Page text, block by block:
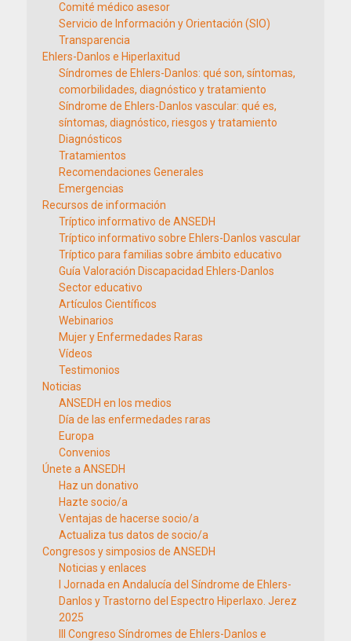
Comité médico asesor
Servicio de Información y Orientación (SIO)
Transparencia
Ehlers-Danlos e Hiperlaxitud
Síndromes de Ehlers-Danlos: qué son, síntomas,
comorbilidades, diagnóstico y tratamiento
Síndrome de Ehlers-Danlos vascular: qué es,
síntomas, diagnóstico, riesgos y tratamiento
Diagnósticos
Tratamientos
Recomendaciones Generales
Emergencias
Recursos de información
Tríptico informativo de ANSEDH
Tríptico informativo sobre Ehlers-Danlos vascular
Tríptico para familias sobre ámbito educativo
Guía Valoración Discapacidad Ehlers-Danlos
Sector educativo
Artículos Científicos
Webinarios
Mujer y Enfermedades Raras
Vídeos
Testimonios
Noticias
ANSEDH en los medios
Día de las enfermedades raras
Europa
Convenios
Únete a ANSEDH
Haz un donativo
Hazte socio/a
Ventajas de hacerse socio/a
Actualiza tus datos de socio/a
Congresos y simposios de ANSEDH
Noticias y enlaces
I Jornada en Andalucía del Síndrome de Ehlers-
Danlos y Trastorno del Espectro Hiperlaxo. Jerez
2025
III Congreso Síndromes de Ehlers-Danlos e